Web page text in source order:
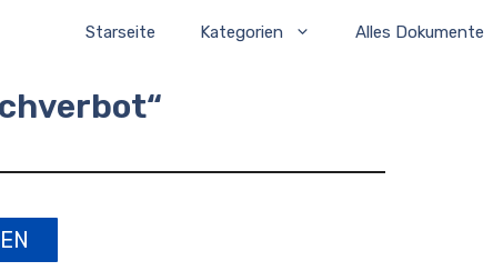
Starseite Kategorien Alles Dokumente